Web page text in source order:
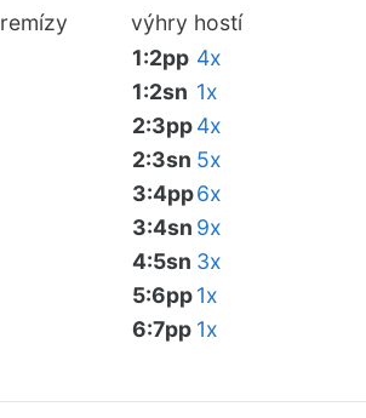
remízy výhry hostí
1:2pp 4x
1:2sn 1x
2:3pp4x
2:3sn 5x
3:4pp6x
3:4sn 9x
4:5sn 3x
5:6pp1x
6:7pp 1x